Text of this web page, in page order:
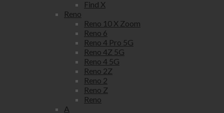
Find X
Reno
Reno 10 X Zoom
Reno 6
Reno 4 Pro 5G
Reno 4Z 5G
Reno 4 5G
Reno 2Z
Reno 2
Reno Z
Reno
A